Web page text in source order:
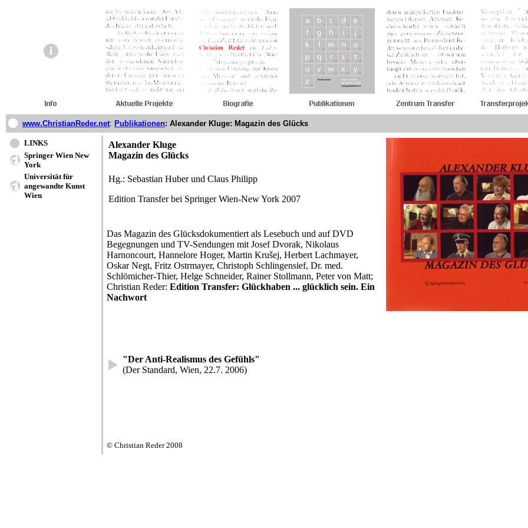
www.ChristianReder.net: Publikationen: Alexander Kluge: Magazin des Glücks
LINKS
Springer Wien New
York
Universität für
angewandte Kunst
Wien
Alexander Kluge
Magazin des Glücks
Hg.: Sebastian Huber und Claus Philipp
Edition Transfer bei Springer Wien-New York 2007
Das Magazin des Glücksdokumentiert als Lesebuch und auf DVD
Begegnungen und TV-Sendungen mit Josef Dvorak, Nikolaus
Harnoncourt, Hannelore Hoger, Martin Krušej, Herbert Lachmayer,
Oskar Negt, Fritz Ostrmayer, Christoph Schlingensief, Dr. med.
Schlömicher-Thier, Helge Schneider, Rainer Stollmann, Peter von Matt;
Christian Reder: Edition Transfer: Glückhaben ... glücklich sein. Ein
Nachwort
"Der Anti-Realismus des Gefühls"
(Der Standard, Wien, 22.7. 2006)
© Christian Reder 2008